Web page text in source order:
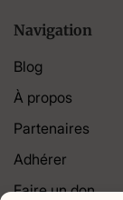
Navigation
Blog
À propos
Partenaires
Adhérer
Faire un don